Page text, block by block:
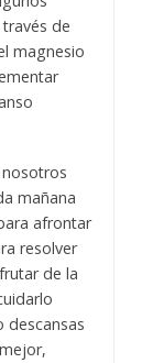
de
magnesio
mañana
afrontar
resolver
de la
descansas